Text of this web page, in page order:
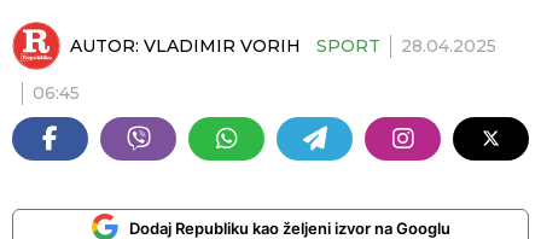
AUTOR: VLADIMIR VORIH SPORT 28.04.2025
06:45
Dodaj Republiku kao željeni izvor na Googlu